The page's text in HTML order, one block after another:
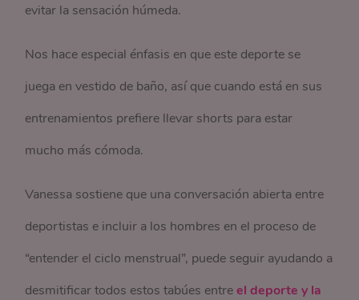
evitar la sensación húmeda.
Nos hace especial énfasis en que este deporte se
juega en vestido de baño, así que cuando está en sus
entrenamientos prefiere llevar shorts para estar
mucho más cómoda.
Vanessa sostiene que una conversación abierta entre
deportistas e incluir a los hombres en el proceso de
“entender el ciclo menstrual”, puede seguir ayudando a
desmitificar todos estos tabúes entreel deporte y la